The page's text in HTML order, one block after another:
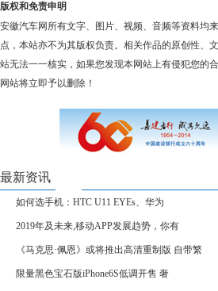
版权和免责申明
安徽汽车网所有文字、图片、视频、音频等资料均
点，本站亦不为其版权负责。相关作品的原创性、
站无法一一核实，如果您发现本网站上有侵犯您的
网站将立即予以删除！
最新资讯
如何选手机：HTC U11 EYEs、华为
2019年及未来,移动APP发展趋势，你有
《马克思·佩恩》或将推出高清重制版 自带繁
限量黑色宝石版iPhone6S低调开售 奢